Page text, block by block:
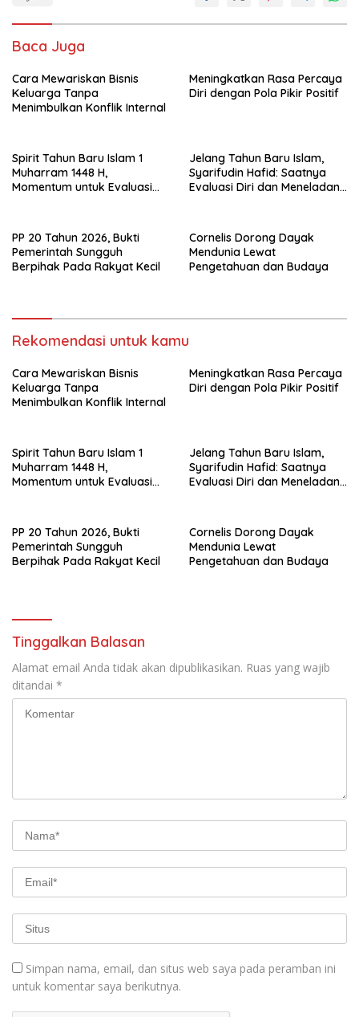
Baca Juga
Cara Mewariskan Bisnis
Keluarga Tanpa
Menimbulkan Konflik Internal
Meningkatkan Rasa Percaya
Diri dengan Pola Pikir Positif
Spirit Tahun Baru Islam 1
Muharram 1448 H,
Momentum untuk Evaluasi
Jelang Tahun Baru Islam,
Syarifudin Hafid: Saatnya
Evaluasi Diri dan Meneladani
PP 20 Tahun 2026, Bukti
Pemerintah Sungguh
Berpihak Pada Rakyat Kecil
Cornelis Dorong Dayak
Mendunia Lewat
Pengetahuan dan Budaya
Rekomendasi untuk kamu
Cara Mewariskan Bisnis
Keluarga Tanpa
Menimbulkan Konflik Internal
Meningkatkan Rasa Percaya
Diri dengan Pola Pikir Positif
Spirit Tahun Baru Islam 1
Muharram 1448 H,
Momentum untuk Evaluasi
Jelang Tahun Baru Islam,
Syarifudin Hafid: Saatnya
Evaluasi Diri dan Meneladani
PP 20 Tahun 2026, Bukti
Pemerintah Sungguh
Berpihak Pada Rakyat Kecil
Cornelis Dorong Dayak
Mendunia Lewat
Pengetahuan dan Budaya
Tinggalkan Balasan
Alamat email Anda tidak akan dipublikasikan. Ruas yang wajib
ditandai *
Simpan nama, email, dan situs web saya pada peramban ini
untuk komentar saya berikutnya.